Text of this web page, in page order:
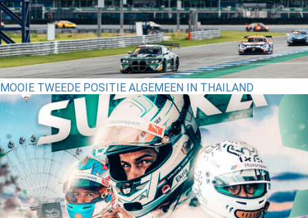
MOOIE TWEEDE POSITIE ALGEMEEN IN THAILAND